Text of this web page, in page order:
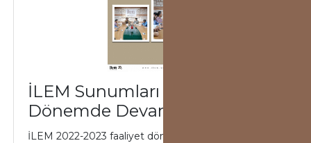
İLEM Sunumları Yeni
Dönemde Devam Ediyor
İLEM 2022-2023 faaliyet döneminin ilk sunum